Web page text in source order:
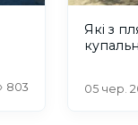
803
Які з
05 чер.